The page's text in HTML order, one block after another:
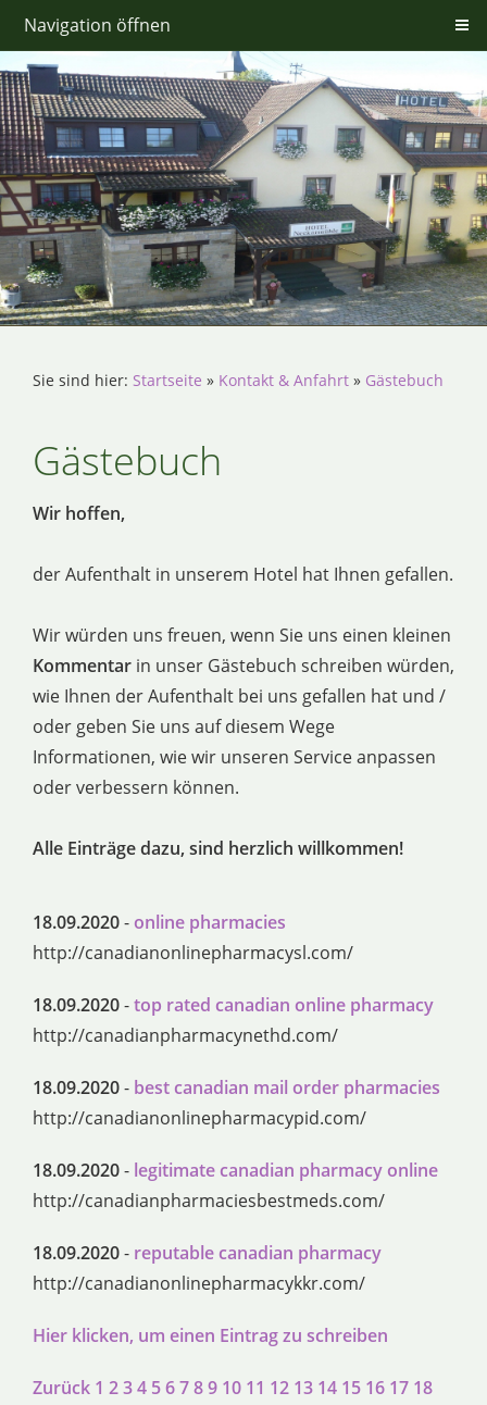
Navigation öffnen
Sie sind hier: Startseite » Kontakt & Anfahrt » Gästebuch
Gästebuch
Wir hoffen,
der Aufenthalt in unserem Hotel hat Ihnen gefallen.
Wir würden uns freuen, wenn Sie uns einen kleinen
Kommentar in unser Gästebuch schreiben würden,
wie Ihnen der Aufenthalt bei uns gefallen hat und /
oder geben Sie uns auf diesem Wege
Informationen, wie wir unseren Service anpassen
oder verbessern können.
Alle Einträge dazu, sind herzlich willkommen!
18.09.2020-online pharmacies
http://canadianonlinepharmacysl.com/
18.09.2020-top rated canadian online pharmacy
http://canadianpharmacynethd.com/
18.09.2020- best canadian mail order pharmacies
http://canadianonlinepharmacypid.com/
18.09.2020- legitimate canadian pharmacy online
http://canadianpharmaciesbestmeds.com/
18.09.2020- reputable canadian pharmacy
http://canadianonlinepharmacykkr.com/
Hier klicken, um einen Eintrag zu schreiben
Zurück 1 234 56789 10 11 12 13 14 15 16 17 18